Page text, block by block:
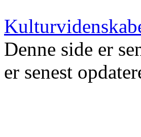
Denne side er
er senest